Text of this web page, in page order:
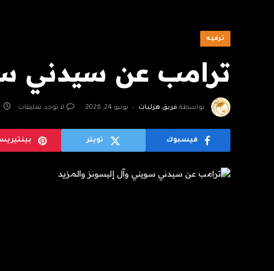
ترفيه
ترامب عن سيدني
بواسطة فريق هزليات يونيو 24, 2026 لا توجد تعليقات
فيسبوك تويتر